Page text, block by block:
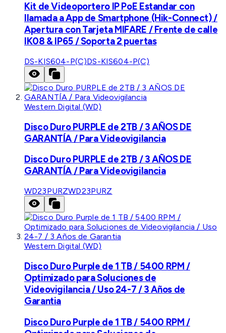
Kit de Videoportero IP PoE Estandar con
llamada a App de Smartphone (Hik-Connect) /
Apertura con Tarjeta MIFARE / Frente de calle
IK08 & IP65 / Soporta 2 puertas
DS-KIS604-P(C)DS-KIS604-P(C)
Western Digital (WD)
Disco Duro PURPLE de 2TB / 3 AÑOS DE
GARANTÍA / Para Videovigilancia
Disco Duro PURPLE de 2TB / 3 AÑOS DE
GARANTÍA / Para Videovigilancia
WD23PURZWD23PURZ
Western Digital (WD)
Disco Duro Purple de 1 TB / 5400 RPM /
Optimizado para Soluciones de
Videovigilancia / Uso 24-7 / 3 Años de
Garantia
Disco Duro Purple de 1 TB / 5400 RPM /